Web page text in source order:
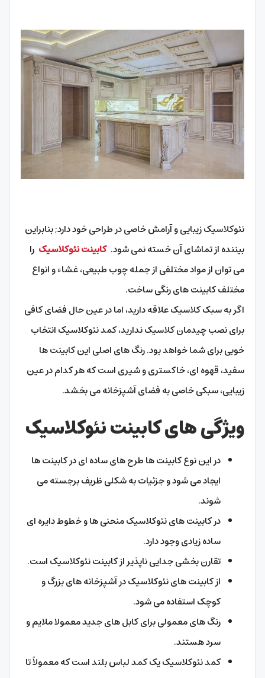
نئوکلاسیک زیبایی و آرامش خاصی در طراحی خود دارد; بنابراین
بیننده از تماشای آن خسته نمی شود.کابینت نئوکلاسیک را
می توان از مواد مختلفی از جمله چوب طبیعی، غشاء و انواع
مختلف کابینت های رنگی ساخت.
اگر به سبک کلاسیک علاقه دارید، اما در عین حال فضای کافی
برای نصب چیدمان کلاسیک ندارید، کمد نئوکلاسیک انتخاب
خوبی برای شما خواهد بود. رنگ های اصلی این کابینت ها
سفید، قهوه ای، خاکستری و شیری است که هر کدام در عین
زیبایی، سبکی خاصی به فضای آشپزخانه می بخشد.
ویژگی های کابینت نئوکلاسیک
در این نوع کابینت ها طرح های ساده ای در کابینت ها
ایجاد می شود و جزئیات به شکلی ظریف برجسته می
شوند.
در کابینت های نئوکلاسیک منحنی ها و خطوط دایره ای
ساده زیادی وجود دارد.
تقارن بخشی جدایی ناپذیر از کابینت نئوکلاسیک است.
از کابینت های نئوکلاسیک در آشپزخانه های بزرگ و
کوچک استفاده می شود.
رنگ های معمولی برای کابل های جدید معمولا ملایم و
سرد هستند.
کمد نئوکلاسیک یک کمد لباس بلند است که معمولاً تا